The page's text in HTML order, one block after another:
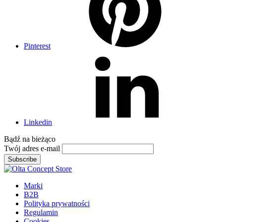
Pinterest
Linkedin
Bądź na bieżąco
Twój adres e-mail
Subscribe
Marki
B2B
Polityka prywatności
Regulamin